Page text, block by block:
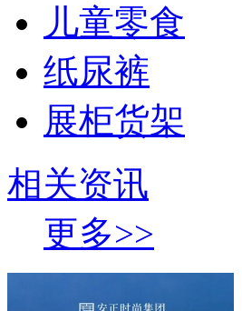
儿童零食
纸尿裤
展柜货架
相关资讯
更多>>